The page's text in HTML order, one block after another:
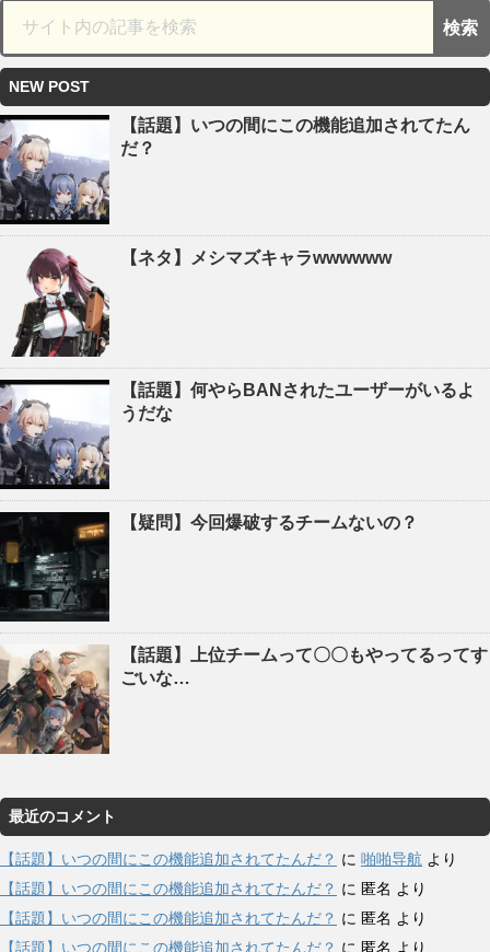
NEW POST
【話題】いつの間にこの機能追加されてたん
だ？
【ネタ】メシマズキャラwwwwww
【話題】何やらBANされたユーザーがいるよ
うだな
【疑問】今回爆破するチームないの？
【話題】上位チームって〇〇もやってるってす
ごいな…
最近のコメント
【話題】いつの間にこの機能追加されてたんだ？ に 啪啪导航 より
【話題】いつの間にこの機能追加されてたんだ？ に 匿名 より
【話題】いつの間にこの機能追加されてたんだ？ に 匿名 より
【話題】いつの間にこの機能追加されてたんだ？ に 匿名 より